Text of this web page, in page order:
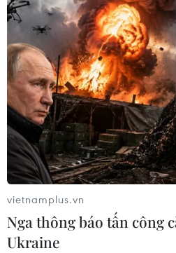
vietnamplus.vn
Nga thông báo tấn công
Ukraine